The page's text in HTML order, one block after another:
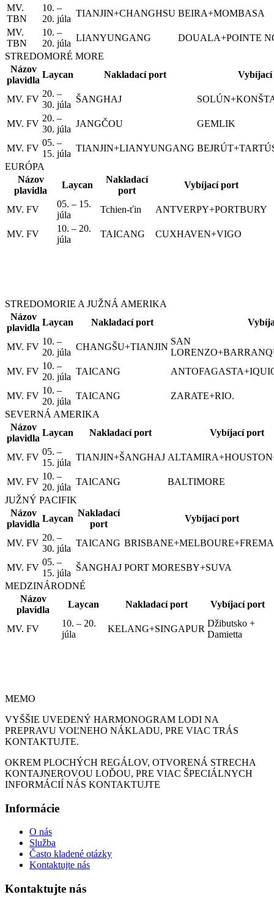
MV.
TBN
10. –
20. júla
TIANJIN+CHANGHSU BEIRA+MOMBASA
MV.
TBN
10. –
20. júla
LIANYUNGANG
DOUALA+POINTE
STREDOMORÉ MORE
Názov
plavidla
Laycan Nakladací port
MV. FV
20. –
30. júla
ŠANGHAJ
MV. FV
20. –
30. júla
JANGČOU GEMLIK
MV. FV
05. –
15. júla
TIANJIN+LIANYUNGANG
EURÓPA
Názov
plavidla
Laycan
Nakladací
port
Vybíjací port
MV. FV
05. – 15.
júla
Tchien-ťin ANTVERPY+PORTBURY
MV. FV
10. – 20.
júla
TAICANG CUXHAVEN+VIGO
STREDOMORIE A JUŽNÁ AMERIKA
Názov
plavidla
Laycan Nakladací port
MV. FV
10. –
20. júla
CHANGŠU+TIANJIN
SAN
MV. FV
10. –
20. júla
TAICANG
MV. FV
10. –
20. júla
TAICANG
ZARATE+RIO.
SEVERNÁ AMERIKA
Názov
plavidla
Laycan Nakladací port Vybíjací port
MV. FV
05. –
15. júla
TIANJIN+ŠANGHAJ
MV. FV
10. –
20. júla
TAICANG
BALTIMORE
JUŽNÝ PACIFIK
Názov
plavidla
Laycan
Nakladací
port
Vybíjací port
MV. FV
20. –
30. júla
TAICANG
MV. FV
05. –
15. júla
ŠANGHAJ PORT MORESBY+SUVA
MEDZINÁRODNÉ
Názov
plavidla
Laycan Nakladací port Vybíjací port
MV. FV
10. – 20.
júla
KELANG+SINGAPUR
Džibutsko +
Damietta
MEMO
VYŠŠIE UVEDENÝ HARMONOGRAM LODI NA
PREPRAVU VOĽNEHO NÁKLADU, PRE VIAC TRÁS
KONTAKTUJTE.
OKREM PLOCHÝCH REGÁLOV, OTVORENÁ STRECHA
KONTAJNEROVOU LOĎOU, PRE VIAC ŠPECIÁLNYCH
INFORMÁCIÍ NÁS KONTAKTUJTE
Informácie
O nás
Služba
Často kladené otázky
Kontaktujte nás
Kontaktujte nás